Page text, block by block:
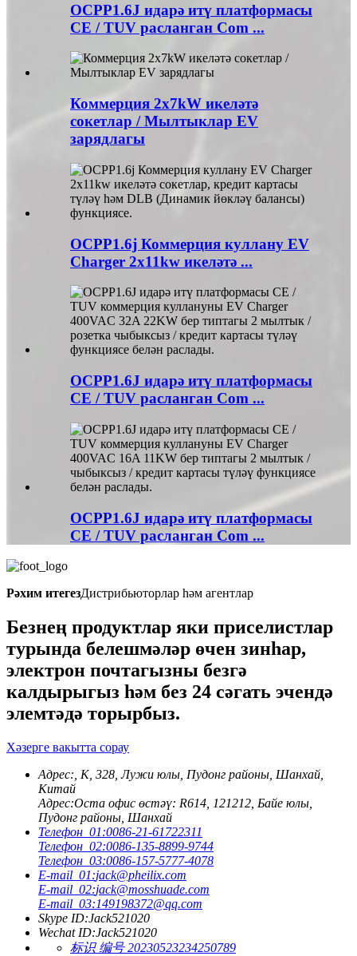
OCPP1.6J идарә итү платформасы
CE / TUV расланган Com ...
Коммерция 2x7kW икеләтә
сокетлар / Мылтыклар EV
зарядлагы
OCPP1.6j Коммерция куллану EV
Charger 2x11kw икеләтә ...
OCPP1.6J идарә итү платформасы
CE / TUV расланган Com ...
OCPP1.6J идарә итү платформасы
CE / TUV расланган Com ...
Рәхим итегезДистрибьюторлар һәм агентлар
Безнең продуктлар яки приселистлар
турында белешмәләр өчен зинһар,
электрон почтагызны безгә
калдырыгыз һәм без 24 сәгать эчендә
элемтәдә торырбыз.
Хәзерге вакытта сорау
Адрес: , К, 328, Лужи юлы, Пудонг районы, Шанхай,
Китай
Адрес:Оста офис өстәү: R614, 121212, Байе юлы,
Пудонг районы, Шанхай
Телефон_01:0086-21-61722311
Телефон_02:0086-135-8899-9744
Телефон_03:0086-157-5777-4078
E-mail_01:jack@pheilix.com
E-mail_02:jack@mosshuade.com
E-mail_03:149198372@qq.com
Skype ID:Jack521020
Wechat ID:Jack521020
标识 编号 20230523234250789